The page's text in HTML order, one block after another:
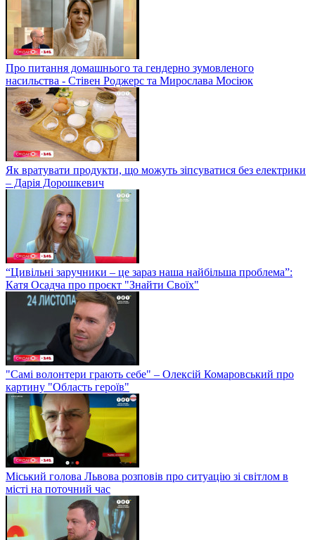
Про питання домашнього та гендерно зумовленого
насильства - Стівен Роджерс та Мирослава Мосіюк
Як вратувати продукти, що можуть зіпсуватися без електрики
– Дарія Дорошкевич
“Цивільні заручники – це зараз наша найбільша проблема”:
Катя Осадча про проєкт "Знайти Своїх"
"Самі волонтери грають себе" – Олексій Комаровський про
картину "Область героїв"
Міський голова Львова розповів про ситуацію зі світлом в
місті на поточний час